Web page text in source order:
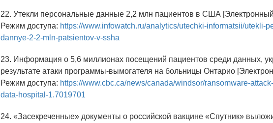
22. Утекли персональные данные 2,2 млн пациентов в США
Режим доступа: https://www.infowatch.ru/analytics/utechki-informatsii/utekli-
dannye-2-2-mln-patsientov-v-ssha
23. Информация о 5,6 миллионах посещений пациентов среди данных,
результате атаки программы-вымогателя на больницы Онтарио
Режим доступа: https://www.cbc.ca/news/canada/windsor/ransomware-
data-hospital-1.7019701
24. «Засекреченные» документы о российской вакцине «Спутник»